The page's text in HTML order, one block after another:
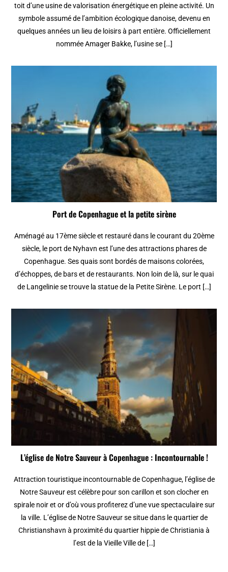
toit d’une usine de valorisation énergétique en pleine activité. Un
symbole assumé de l’ambition écologique danoise, devenu en
quelques années un lieu de loisirs à part entière. Officiellement
nommée Amager Bakke, l’usine se […]
Port de Copenhague et la petite sirène
Aménagé au 17ème siècle et restauré dans le courant du 20ème
siècle, le port de Nyhavn est l’une des attractions phares de
Copenhague. Ses quais sont bordés de maisons colorées,
d’échoppes, de bars et de restaurants. Non loin de là, sur le quai
de Langelinie se trouve la statue de la Petite Sirène. Le port […]
L’église de Notre Sauveur à Copenhague : Incontournable !
Attraction touristique incontournable de Copenhague, l’église de
Notre Sauveur est célèbre pour son carillon et son clocher en
spirale noir et or d’où vous profiterez d’une vue spectaculaire sur
la ville. L’église de Notre Sauveur se situe dans le quartier de
Christianshavn à proximité du quartier hippie de Christiania à
l’est de la Vieille Ville de […]